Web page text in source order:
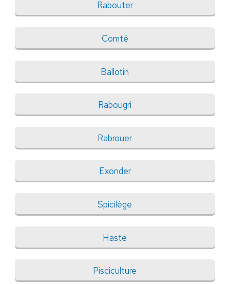
Rabouter
Comté
Ballotin
Rabougri
Rabrouer
Exonder
Spicilège
Haste
Pisciculture